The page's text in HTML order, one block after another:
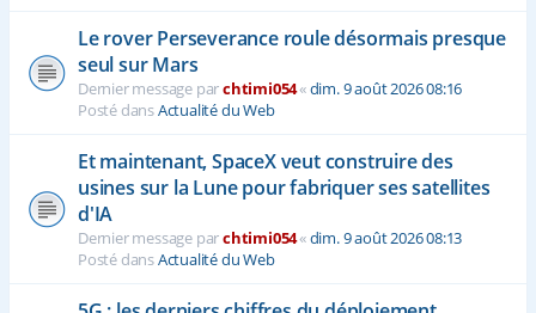
Le rover Perseverance roule désormais presque
seul sur Mars
Dernier message parchtimi054«dim. 9 août 2026 08:16
Posté dansActualité du Web
Et maintenant, SpaceX veut construire des
usines sur la Lune pour fabriquer ses satellites
d'IA
Dernier message parchtimi054«dim. 9 août 2026 08:13
Posté dansActualité du Web